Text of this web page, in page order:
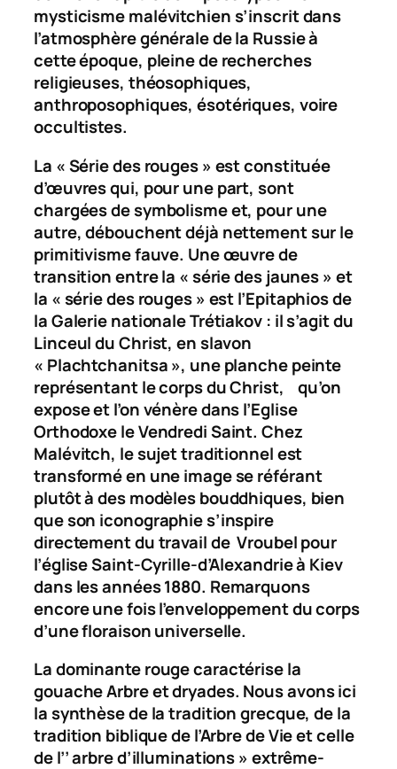
mysticisme malévitchien s’inscrit dans
l’atmosphère générale de la Russie à
cette époque, pleine de recherches
religieuses, théosophiques,
anthroposophiques, ésotériques, voire
occultistes.
La « Série des rouges » est constituée
d’œuvres qui, pour une part, sont
chargées de symbolisme et, pour une
autre, débouchent déjà nettement sur le
primitivisme fauve. Une œuvre de
transition entre la « série des jaunes » et
la « série des rouges » est l’Epitaphiosde
la Galerie nationale Trétiakov : il s’agit du
Linceul du Christ, en slavon
« Plachtchanitsa », une planche peinte
représentant le corps du Christ, qu’on
expose et l’on vénère dans l’Eglise
Orthodoxe le Vendredi Saint. Chez
Malévitch, le sujet traditionnel est
transformé en une image se référant
plutôt à des modèles bouddhiques, bien
que son iconographie s’inspire
directement du travail de Vroubel pour
l’église Saint-Cyrille-d’Alexandrie à Kiev
dans les années 1880. Remarquons
encore une fois l’enveloppement du corps
d’une floraison universelle.
La dominante rouge caractérise la
gouacheArbre et dryades. Nous avons ici
la synthèse de la tradition grecque, de la
tradition biblique de l’Arbre de Vie et celle
de l’’ arbre d’illuminations » extrême-